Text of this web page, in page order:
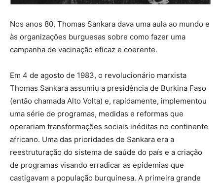
Nos anos 80, Thomas Sankara dava uma aula ao mundo e
às organizações burguesas sobre como fazer uma
campanha de vacinação eficaz e coerente.
Em 4 de agosto de 1983, o revolucionário marxista
Thomas Sankara assumiu a presidência de Burkina Faso
(então chamada Alto Volta) e, rapidamente, implementou
uma série de programas, medidas e reformas que
operariam transformações sociais inéditas no continente
africano. Uma das prioridades de Sankara era a
reestruturação do sistema de saúde do país e a criação
de programas visando erradicar as epidemias que
castigavam a população burquinesa. A primeira grande